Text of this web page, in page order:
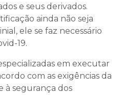
e seus derivados.
ainda não seja
ele se faz necessário
19.
em executar
com as exigências da
à segurança dos